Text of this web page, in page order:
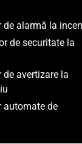
alarmă la
de securitate la
avertizare la
automate de